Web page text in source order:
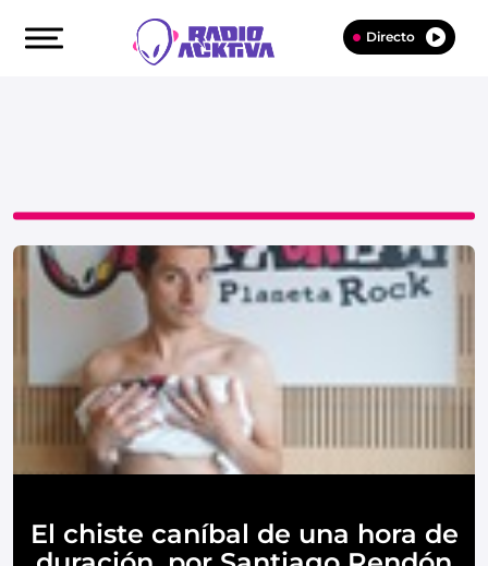
Directo
El chiste caníbal de una hora de